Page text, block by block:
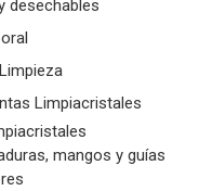
desechables
Limpiacristales
mangos y guías